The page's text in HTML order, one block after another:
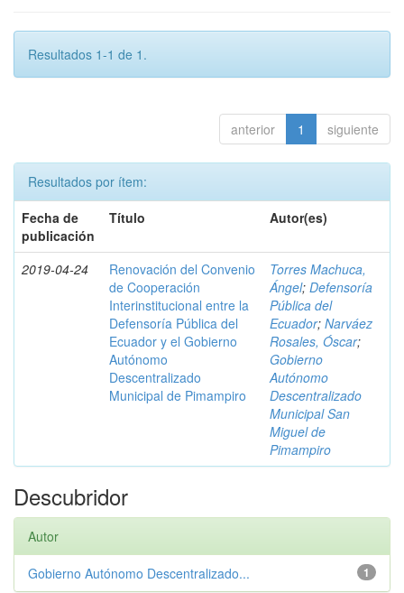
Resultados 1-1 de 1.
anterior 1 siguiente
Resultados por ítem:
Fecha de
publicación
Título Autor(es)
2019-04-24
Renovación del Convenio
de Cooperación
Interinstitucional entre la
Defensoría Pública del
Ecuador y el Gobierno
Autónomo
Descentralizado
Municipal de Pimampiro
Torres Machuca,
Ángel; Defensoría
Pública del
Ecuador; Narváez
Rosales, Óscar;
Gobierno
Autónomo
Descentralizado
Municipal San
Miguel de
Pimampiro
Descubridor
Autor
1
Gobierno Autónomo Descentralizado...